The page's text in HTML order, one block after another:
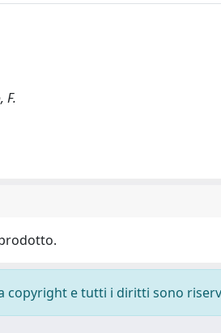
F.
copyright e tutti i diritti sono